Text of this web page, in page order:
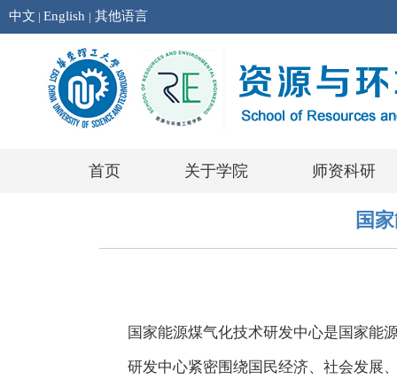
中文 | English | 其他语言
首页 关于学院 师资科研
国
国家能源煤气化技术研发中心是国家能
研发中心紧密围绕国民经济、社会发展